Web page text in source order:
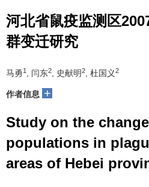
河北省鼠疫监测区
群变迁研究
马勇1 , 闫东2 , 史献明2 , 杜国义2
作者信息 +
Study on the
populations in
areas of Hebei